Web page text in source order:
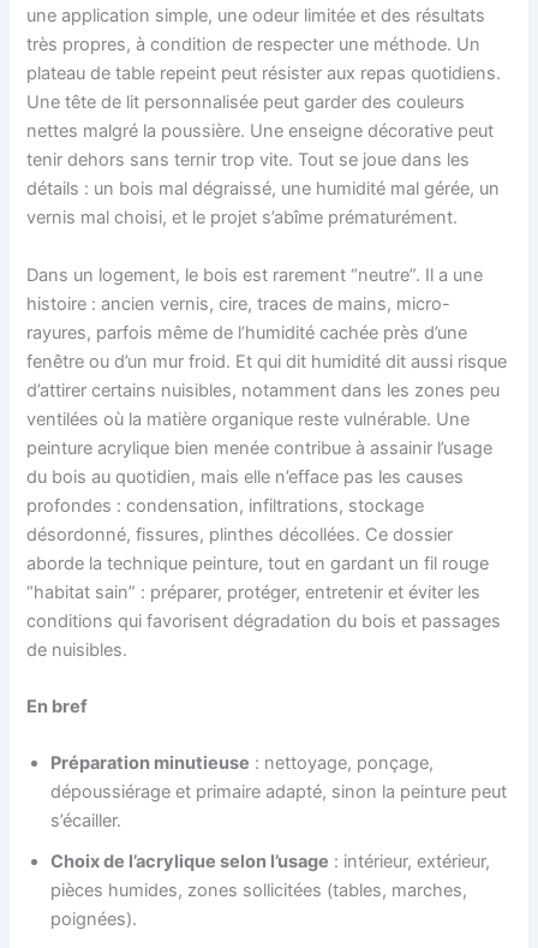
une application simple, une odeur limitée et des résultats
très propres, à condition de respecter une méthode. Un
plateau de table repeint peut résister aux repas quotidiens.
Une tête de lit personnalisée peut garder des couleurs
nettes malgré la poussière. Une enseigne décorative peut
tenir dehors sans ternir trop vite. Tout se joue dans les
détails : un bois mal dégraissé, une humidité mal gérée, un
vernis mal choisi, et le projet s’abîme prématurément.
Dans un logement, le bois est rarement “neutre”. Il a une
histoire : ancien vernis, cire, traces de mains, micro-
rayures, parfois même de l’humidité cachée près d’une
fenêtre ou d’un mur froid. Et qui dit humidité dit aussi risque
d’attirer certains nuisibles, notamment dans les zones peu
ventilées où la matière organique reste vulnérable. Une
peinture acrylique bien menée contribue à assainir l’usage
du bois au quotidien, mais elle n’efface pas les causes
profondes : condensation, infiltrations, stockage
désordonné, fissures, plinthes décollées. Ce dossier
aborde la technique peinture, tout en gardant un fil rouge
“habitat sain” : préparer, protéger, entretenir et éviter les
conditions qui favorisent dégradation du bois et passages
de nuisibles.
En bref
Préparation minutieuse : nettoyage, ponçage,
dépoussiérage et primaire adapté, sinon la peinture peut
s’écailler.
Choix de l’acrylique selon l’usage : intérieur, extérieur,
pièces humides, zones sollicitées (tables, marches,
poignées).